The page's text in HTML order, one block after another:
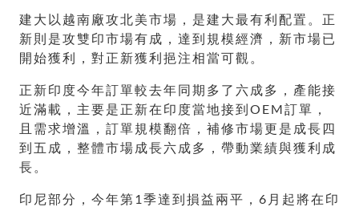
建大以越南廠攻北美市場，是建大最有利配置。正
新則是攻雙印市場有成，達到規模經濟，新市場已
開始獲利，對正新獲利挹注相當可觀。
正新印度今年訂單較去年同期多了六成多，產能接
近滿載，主要是正新在印度當地接到OEM訂單，
且需求增溫，訂單規模翻倍，補修市場更是成長四
到五成，整體市場成長六成多，帶動業績與獲利成
長。
印尼部分，今年第1季達到損益兩平，6月起將在印